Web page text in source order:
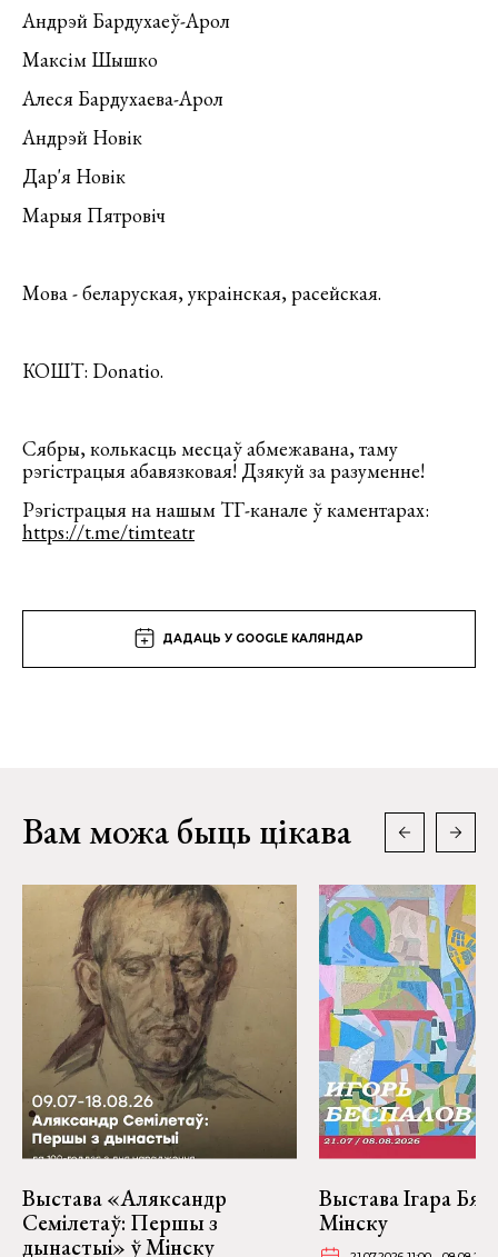
Андрэй Бардухаеў-Арол
Максім Шышко
Алеся Бардухаева-Арол
Андрэй Новік
Дар'я Новік
Марыя Пятровіч
Мова - беларуская, украінская, расейская.
КОШТ: Donatio.
Сябры, колькасць месцаў абмежавана, таму
рэгістрацыя абавязковая! Дзякуй за разуменне!
Рэгістрацыя на нашым ТГ-канале ў каментарах:
https://t.me/timteatr
ДАДАЦЬ У GOOGLE КАЛЯНДАР
Вам можа быць цікава
Выстава «Аляксандр
Семілетаў: Першы з
дынастыі» ў Мінску
Выстава Ігара
Мінску